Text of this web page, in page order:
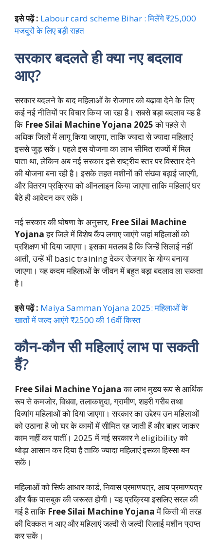
इसे पढ़ें : Labour card scheme Bihar : मिलेंगे ₹25,000
मजदूरों के लिए बड़ी राहत
सरकार बदलते ही क्या नए बदलाव
आए?
सरकार बदलने के बाद महिलाओं के रोजगार को बढ़ावा देने के लिए
कई नई नीतियों पर विचार किया जा रहा है। सबसे बड़ा बदलाव यह है
कि Free Silai Machine Yojana 2025को पहले से
अधिक जिलों में लागू किया जाएगा, ताकि ज्यादा से ज्यादा महिलाएं
इससे जुड़ सकें। पहले इस योजना का लाभ सीमित राज्यों में मिल
पाता था, लेकिन अब नई सरकार इसे राष्ट्रीय स्तर पर विस्तार देने
की योजना बना रही है। इसके तहत मशीनों की संख्या बढ़ाई जाएगी,
और वितरण प्रक्रिया को ऑनलाइन किया जाएगा ताकि महिलाएं घर
बैठे ही आवेदन कर सकें।
नई सरकार की घोषणा के अनुसार, Free Silai Machine
Yojanaहर जिले में विशेष कैंप लगाए जाएंगे जहां महिलाओं को
प्रशिक्षण भी दिया जाएगा। इसका मतलब है कि जिन्हें सिलाई नहीं
आती, उन्हें भी basic training देकर रोजगार के योग्य बनाया
जाएगा। यह कदम महिलाओं के जीवन में बहुत बड़ा बदलाव ला सकता
है।
इसे पढ़ें : Maiya Samman Yojana 2025: महिलाओं के
खातों में जल्द आएंगे ₹2500 की 16वीं किस्त
कौन-कौन सी महिलाएं लाभ पा सकती
हैं?
Free Silai Machine Yojanaका लाभ मुख्य रूप से आर्थिक
रूप से कमजोर, विधवा, तलाकशुदा, ग्रामीण, शहरी गरीब तथा
दिव्यांग महिलाओं को दिया जाएगा। सरकार का उद्देश्य उन महिलाओं
को उठाना है जो घर के कामों में सीमित रह जाती हैं और बाहर जाकर
काम नहीं कर पातीं। 2025 में नई सरकार ने eligibility को
थोड़ा आसान कर दिया है ताकि ज्यादा महिलाएं इसका हिस्सा बन
सकें।
महिलाओं को सिर्फ आधार कार्ड, निवास प्रमाणपत्र, आय प्रमाणपत्र
और बैंक पासबुक की जरूरत होगी। यह प्रक्रिया इसलिए सरल की
गई है ताकि Free Silai Machine Yojanaमें किसी भी तरह
की दिक्कत न आए और महिलाएं जल्दी से जल्दी सिलाई मशीन प्राप्त
कर सकें।